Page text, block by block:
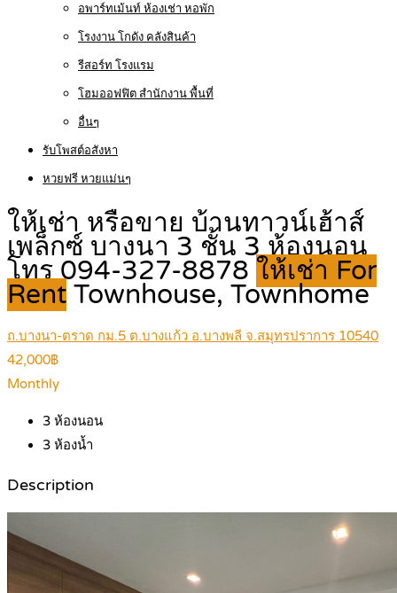
อพาร์ทเม้นท์ ห้องเช่า หอพัก
โรงงาน โกดัง คลังสินค้า
รีสอร์ท โรงแรม
โฮมออฟฟิต สำนักงาน พื้นที่
อื่นๆ
รับโพสต์อสังหา
หวยฟรี หวยแม่นๆ
ให้เช่า หรือขาย บ้านทาวน์เฮ้าส์
เพล็กซ์ บางนา 3 ชั้น 3 ห้องนอน
โทร 094-327-8878 ให้เช่า For
Rent Townhouse, Townhome
ถ.บางนา-ตราด กม.5 ต.บางแก้ว อ.บางพลี จ.สมุทรปราการ 10540
42,000฿
Monthly
3 ห้องนอน
3 ห้องน้ำ
Description